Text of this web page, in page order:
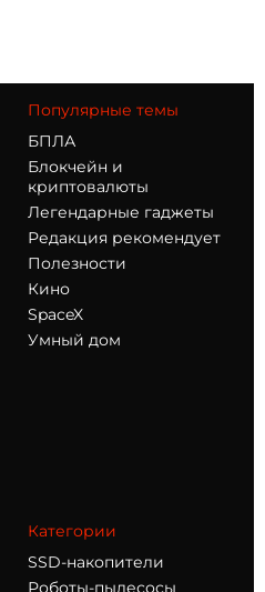
Популярные темы
БПЛА
Блокчейн и
криптовалюты
Легендарные гаджеты
Редакция рекомендует
Полезности
Кино
SpaceX
Умный дом
Категории
SSD-накопители
Роботы-пылесосы